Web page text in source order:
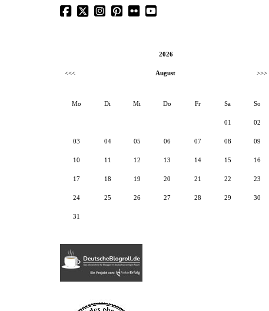
2026
<<< August >>>
Mo Di Mi Do Fr Sa So
01 02
03 04 05 06 07 08 09
10 11 12 13 14 15 16
17 18 19 20 21 22 23
24 25 26 27 28 29 30
31